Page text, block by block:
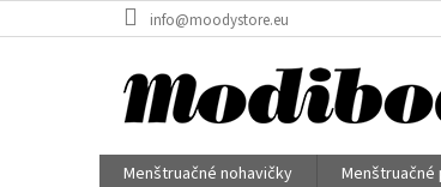
na
info@moodystore.eu
Menštruačné nohavičky Menštruačné